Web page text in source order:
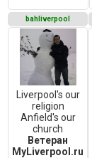
bahliverpool
Liverpool's our
religion
Anfield's our
church
Ветеран
MyLiverpool.ru